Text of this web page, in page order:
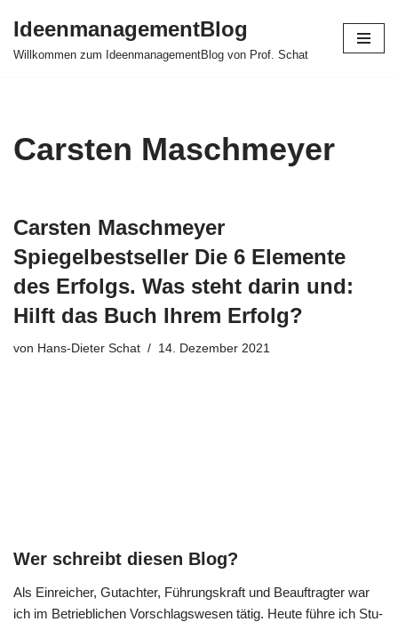
Zum
IdeenmanagementBlog
Willkommen zum IdeenmanagementBlog von Prof. Schat
Carsten Maschmeyer
Carsten Maschmeyer
Spiegelbestseller Die 6 Elemente
des Erfolgs. Was steht darin und:
Hilft das Buch Ihrem Erfolg?
von Hans-Dieter Schat 14. Dezember 2021
Wer schreibt diesen Blog?
Als Ein­rei­cher, Gut­ach­ter, Füh­rungs­kraft und Beauf­trag­ter war
ich im Betrieb­li­chen Vor­schlags­we­sen tätig. Heu­te füh­re ich Stu­